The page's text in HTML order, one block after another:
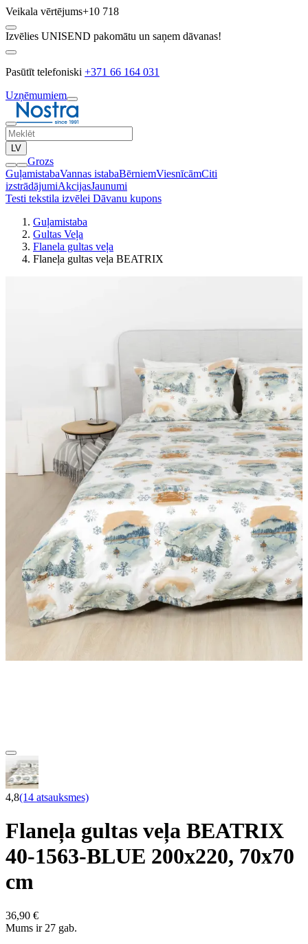
Veikala vērtējums+10 718
Izvēlies UNISEND pakomātu un saņem dāvanas!
Pasūtīt telefoniski +371 66 164 031
Uzņēmumiem
LV
Grozs
GuļamistabaVannas istabaBērniemViesnīcāmCiti
izstrādājumiAkcijasJaunumi
Testi tekstila izvēlei Dāvanu kupons
Guļamistaba
Gultas Veļa
Flanela gultas veļa
Flaneļa gultas veļa BEATRIX
4,8(14 atsauksmes)
Flaneļa gultas veļa BEATRIX
40-1563-BLUE 200x220, 70x70
cm
36,90 €
Mums ir 27 gab.